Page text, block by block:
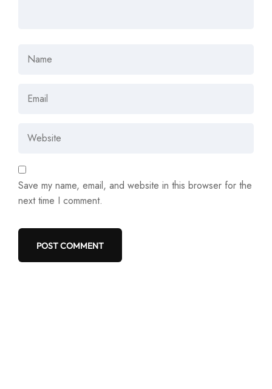
Save my name, email, and website in this browser for the
next time I comment.